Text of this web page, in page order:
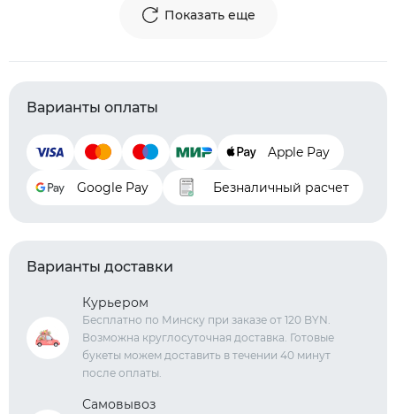
Показать еще
Варианты оплаты
Apple Pay
Google Pay Безналичный расчет
Варианты доставки
Курьером
Бесплатно по Минску при заказе от 120 BYN.
Возможна круглосуточная доставка. Готовые
букеты можем доставить в течении 40 минут
после оплаты.
Самовывоз